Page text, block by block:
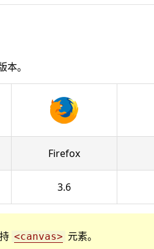
。
Firefox
3.6
<canvas> 元素。